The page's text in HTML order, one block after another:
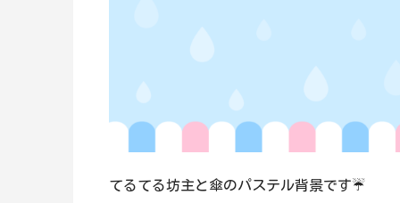
てるてる坊主と傘のパステル背景です☔